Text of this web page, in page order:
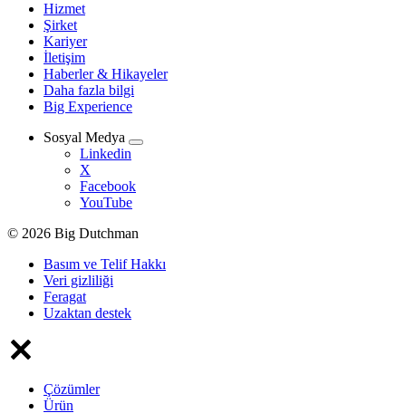
Hizmet
Şirket
Kariyer
İletişim
Haberler & Hikayeler
Daha fazla bilgi
Big Experience
Sosyal Medya
Linkedin
X
Facebook
YouTube
© 2026 Big Dutchman
Basım ve Telif Hakkı
Veri gizliliği
Feragat
Uzaktan destek
Çözümler
Ürün